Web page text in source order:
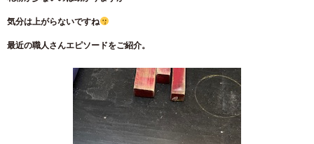
気分は上がらないですね
最近の職人さんエピソードをご紹介。